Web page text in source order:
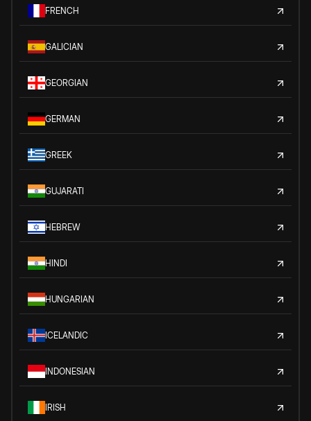
FRENCH
GALICIAN
GEORGIAN
GERMAN
GREEK
GUJARATI
HEBREW
HINDI
HUNGARIAN
ICELANDIC
INDONESIAN
IRISH